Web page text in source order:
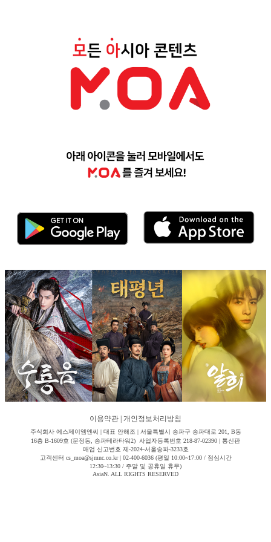
이용약관 개인정보처리방침
주식회사 에스제이엠엔씨 | 대표 안해조 | 서울특별시 송파구 송파대로 201, B동
16층 B-1609호 (문정동, 송파테라타워2) 사업자등록번호 218-87-02390 | 통신판
매업 신고번호 제-2024-서울송파-3233호
고객센터 cs_moa@sjmnc.co.kr | 02-400-6036 (평일 10:00~17:00 / 점심시간
12:30~13:30 / 주말 및 공휴일 휴무)
AsiaN. ALL RIGHTS RESERVED